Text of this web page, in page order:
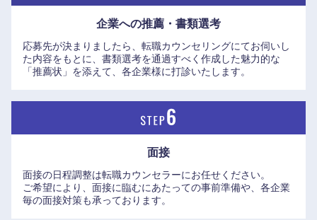
企業への推薦・書類選考
応募先が決まりましたら、転職カウンセリングにてお伺いし
た内容をもとに、書類選考を通過すべく作成した魅力的な
「推薦状」を添えて、各企業様に打診いたします。
面接
面接の日程調整は転職カウンセラーにお任せください。
ご希望により、面接に臨むにあたっての事前準備や、各企業
毎の面接対策も承っております。
中国・四国地方